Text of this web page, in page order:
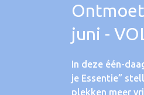
juni -
In deze één-
je Essentie”
plekken meer